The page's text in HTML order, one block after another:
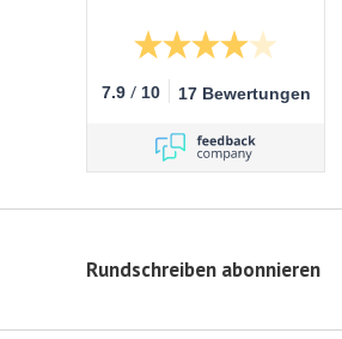
7.9 / 10 17 Bewertungen
Rundschreiben abonnieren